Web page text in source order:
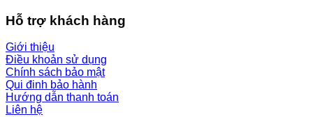
Hỗ trợ khách hàng
Giới thiệu
Điều khoản sử dụng
Chính sách bảo mật
Qui đinh bảo hành
Hướng dẫn thanh toán
Liên hệ